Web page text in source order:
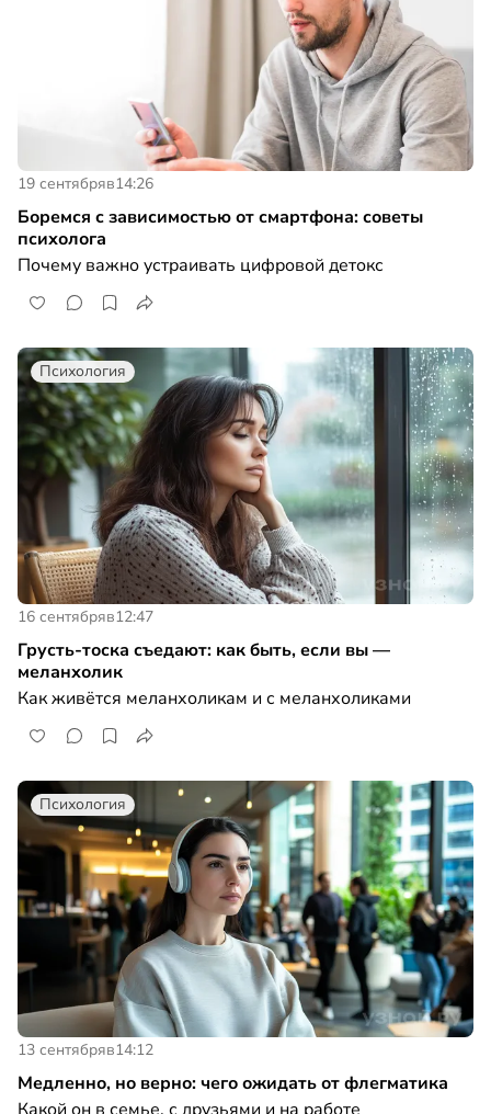
19 сентябряв14:26
Боремся с зависимостью от смартфона: советы
психолога
Почему важно устраивать цифровой детокс
Психология
16 сентябряв12:47
Грусть-тоска съедают: как быть, если вы —
меланхолик
Как живётся меланхоликам и с меланхоликами
Психология
13 сентябряв14:12
Медленно, но верно: чего ожидать от флегматика